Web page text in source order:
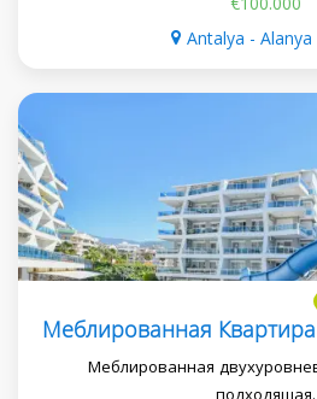
Antalya - Alanya
Меблированная